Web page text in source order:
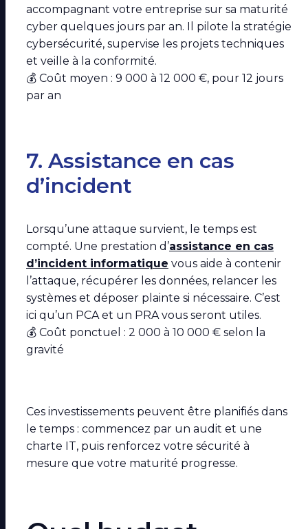
accompagnant votre entreprise sur sa maturité
cyber quelques jours par an. Il pilote la stratégie
cybersécurité, supervise les projets techniques
et veille à la conformité.
💰 Coût moyen : 9 000 à 12 000 €, pour 12 jours
par an
7. Assistance en cas
d’incident
Lorsqu’une attaque survient, le temps est
compté. Une prestation d’assistance en cas
d’incident informatique vous aide à contenir
l’attaque, récupérer les données, relancer les
systèmes et déposer plainte si nécessaire. C’est
ici qu’un PCA et un PRA vous seront utiles.
💰 Coût ponctuel : 2 000 à 10 000 € selon la
gravité
Ces investissements peuvent être planifiés dans
le temps : commencez par un audit et une
charte IT, puis renforcez votre sécurité à
mesure que votre maturité progresse.